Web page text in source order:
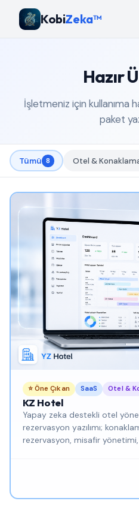
KobiZeka™
Hazır
İşletmeniz için kullanıma
paket
Tümü 8 Otel &
⭐ Öne Çıkan SaaS Otel &
KZ Hotel
Yapay zeka destekli otel
rezervasyon yazılımı;
rezervasyon, misafir
yönetmesini sağlayan